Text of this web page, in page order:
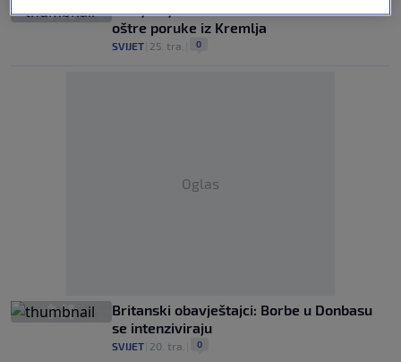
Ovo je sljedeća Putinova meta? Stižu
oštre poruke iz Kremlja
SVIJET 25. tra. 0
Oglas
Britanski obavještajci: Borbe u Donbasu
se intenziviraju
SVIJET 20. tra. 0